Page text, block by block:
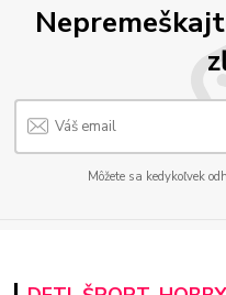
Môžete sa kedykoľvek